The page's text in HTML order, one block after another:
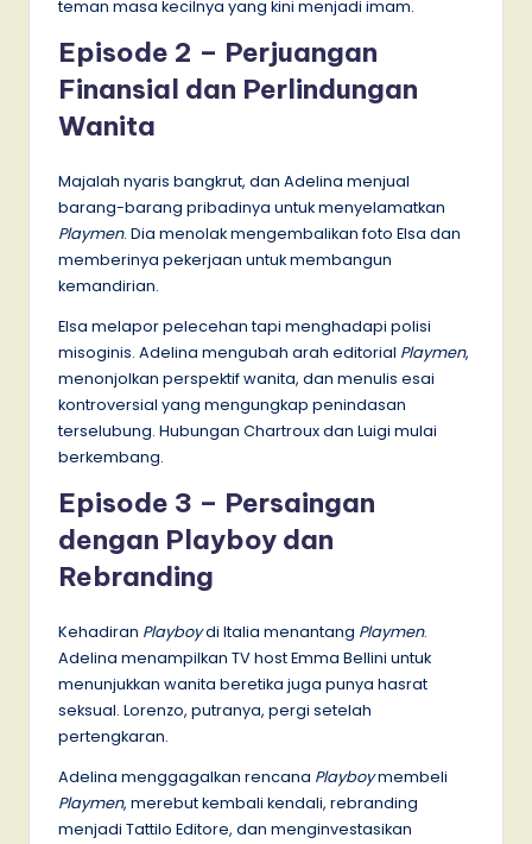
teman masa kecilnya yang kini menjadi imam.
Episode 2 – Perjuangan
Finansial dan Perlindungan
Wanita
Majalah nyaris bangkrut, dan Adelina menjual
barang-barang pribadinya untuk menyelamatkan
Playmen. Dia menolak mengembalikan foto Elsa dan
memberinya pekerjaan untuk membangun
kemandirian.
Elsa melapor pelecehan tapi menghadapi polisi
misoginis. Adelina mengubah arah editorial Playmen,
menonjolkan perspektif wanita, dan menulis esai
kontroversial yang mengungkap penindasan
terselubung. Hubungan Chartroux dan Luigi mulai
berkembang.
Episode 3 – Persaingan
dengan Playboy dan
Rebranding
Kehadiran Playboydi Italia menantang Playmen.
Adelina menampilkan TV host Emma Bellini untuk
menunjukkan wanita beretika juga punya hasrat
seksual. Lorenzo, putranya, pergi setelah
pertengkaran.
Adelina menggagalkan rencana Playboymembeli
Playmen, merebut kembali kendali, rebranding
menjadi Tattilo Editore, dan menginvestasikan